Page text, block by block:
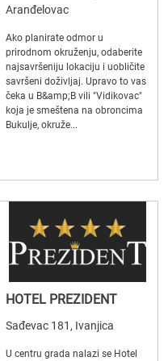
Aranđelovac
Ako planirate odmor u
prirodnom okruženju, odaberite
najsavršeniju lokaciju i uobličite
savršeni doživljaj. Upravo to vas
čeka u B&amp;B vili "Vidikovac"
koja je smeštena na obroncima
Bukulje, okruže...
HOTEL PREZIDENT
Sađevac 181, Ivanjica
U centru grada nalazi se Hotel